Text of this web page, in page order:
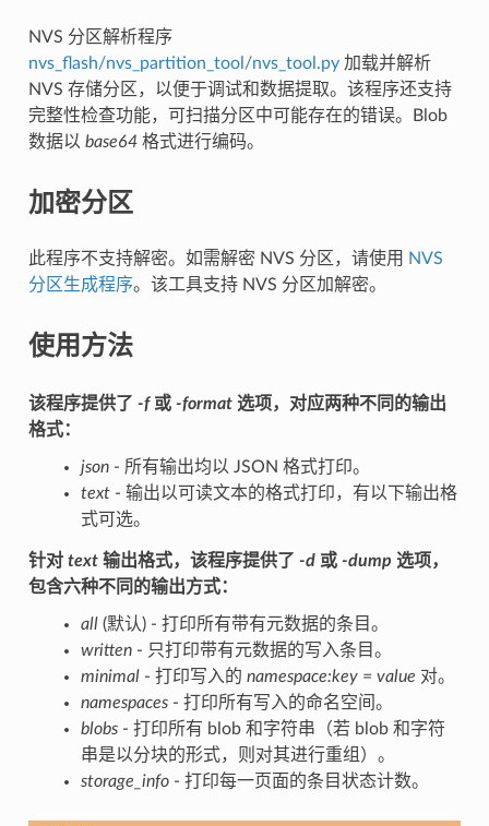
NVS 分区解析程序
nvs_flash/nvs_partition_tool/nvs_tool.py加载并解析
NVS 存储分区，以便于调试和数据提取。该程序还支持
完整性检查功能，可扫描分区中可能存在的错误。Blob
数据以 base64格式进行编码。
加密分区
此程序不支持解密。如需解密 NVS 分区，请使用 NVS
分区生成程序。该工具支持 NVS 分区加解密。
使用方法
该程序提供了 -f或 -format选项，对应两种不同的输出
格式：
json- 所有输出均以 JSON 格式打印。
text- 输出以可读文本的格式打印，有以下输出格
式可选。
针对 text输出格式，该程序提供了 -d或 -dump 选项，
包含六种不同的输出方式：
all(默认) - 打印所有带有元数据的条目。
written- 只打印带有元数据的写入条目。
minimal- 打印写入的 namespace:key = value 对。
namespaces- 打印所有写入的命名空间。
blobs- 打印所有 blob 和字符串（若 blob 和字符
串是以分块的形式，则对其进行重组）。
storage_info- 打印每一页面的条目状态计数。